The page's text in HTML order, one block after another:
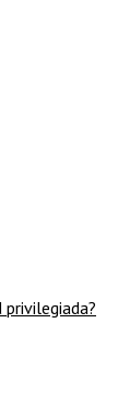
privilegiada?